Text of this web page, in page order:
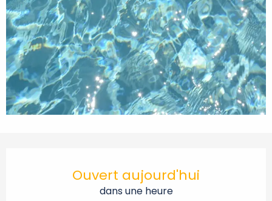
Ouvert aujourd'hui
dans une heure